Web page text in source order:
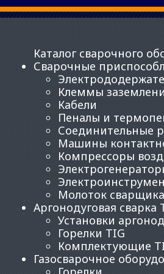
Каталог сварочного
Сварочные
Клеммы
Кабели
Пеналы и
Соединительные
Машины
Компрессоры
Молоток сварщика
Аргонодуговая сварка
Установки
Горелки TIG
Комплектующие
Газосварочное